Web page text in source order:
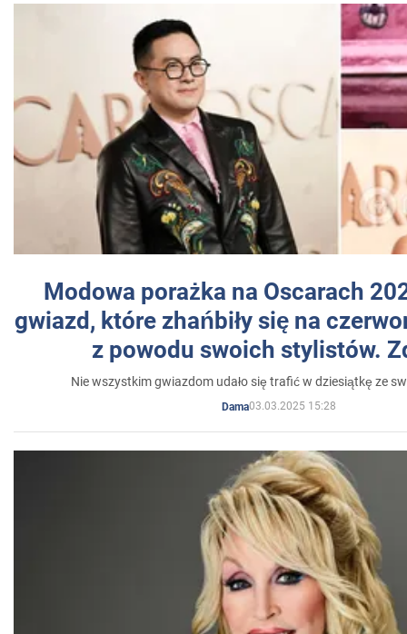
Modowa porażka na Oscarach
gwiazd, które zhańbiły się na
z powodu swoich stylistów.
Nie wszystkim gwiazdom udało się trafić w dziesiątkę ze
Dama03.03.2025 15:28